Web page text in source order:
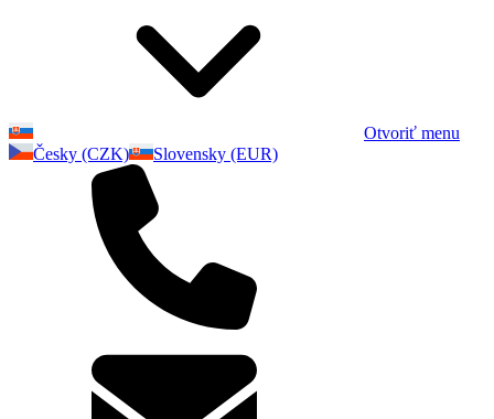
Otvoriť menu
Česky (CZK)
Slovensky (EUR)